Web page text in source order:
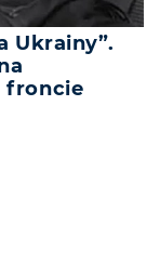
Ukrainy”.
froncie